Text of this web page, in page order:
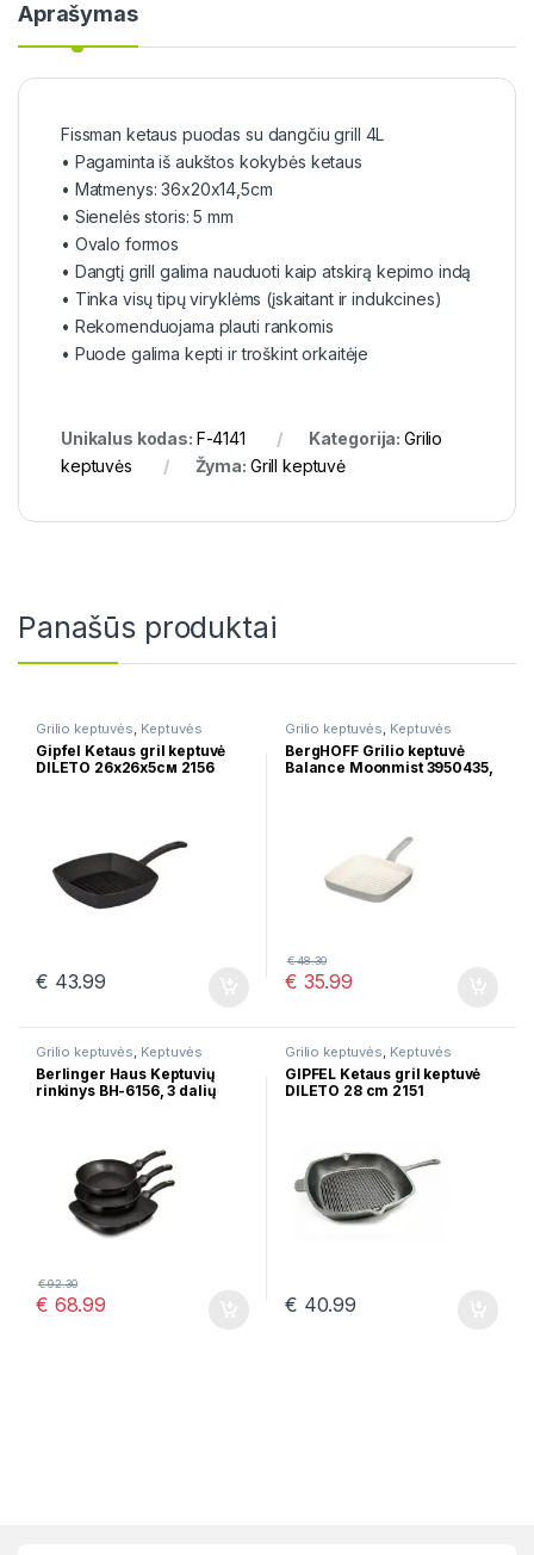
Aprašymas
Fissman ketaus puodas su dangčiu grill 4L
• Pagaminta iš aukštos kokybės ketaus
• Matmenys: 36x20x14,5cm
• Sienelės storis: 5 mm
• Ovalo formos
• Dangtį grill galima nauduoti kaip atskirą kepimo indą
• Tinka visų tipų viryklėms (įskaitant ir indukcines)
• Rekomenduojama plauti rankomis
• Puode galima kepti ir troškint orkaitėje
Unikalus kodas: F-4141 Kategorija: Grilio
keptuvės
Žyma: Grill keptuvė
Panašūs produktai
Grilio keptuvės, Keptuvės
Gipfel Ketaus gril keptuvė
DILETO 26х26х5см 2156
€ 43.99
Grilio keptuvės, Keptuvės
BergHOFF Grilio keptuvė
Balance Moonmist 3950435,
€ 35.99
€48.30
Grilio keptuvės Keptuvės
Berlinger Haus Keptuvių
rinkinys BH-6156, 3 dalių
€ 68.99
€92.30
Grilio keptuvės Keptuvės
GIPFEL Ketaus gril keptuvė
DILETO 28 cm 2151
€ 40.99